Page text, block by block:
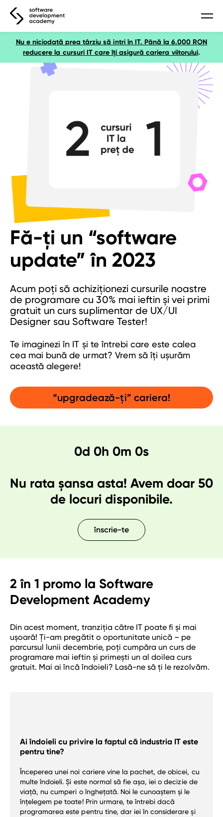
Nu e niciodată prea târziu să intri în IT. Până la 6.000 RON
reducere la cursuri IT care îți asigură cariera viitorului.
webinar gratuit
webinar – bazele-utilizării-ai
webinar – javascript
webinar – data science
cursuri
curs bazele utilizării ai
curs inteligență artificială
curs python
curs software tester
curs data science
curs javascript
curs ux/ui
competențe
modul curs qa tester
web development
web design
full stack developer
baze de date
garantia de angajare
sfat de carieră
Fă-ți un “software
update” în 2023
Acum poți să achiziționezi cursurile noastre
de programare cu 30% mai ieftin și vei primi
gratuit un curs suplimentar de UX/UI
Designer sau Software Tester!
Te imaginezi în IT și te întrebi care este calea
cea mai bună de urmat? Vrem să îți ușurăm
această alegere!
“upgradează-ți” cariera!
0d 0h 0m 0s
Nu rata șansa asta! Avem doar 50
de locuri disponibile.
înscrie-te
2 în 1 promo la Software
Development Academy
Din acest moment, tranziția către IT poate fi și mai
ușoară! Ți-am pregătit o oportunitate unică – pe
parcursul lunii decembrie, poți cumpăra un curs de
programare mai ieftin și primești un al doilea curs
gratuit. Mai ai încă îndoieli? Lasă-ne să ți le rezolvăm.
Ai îndoieli cu privire la faptul că industria IT este
pentru tine?
Începerea unei noi cariere vine la pachet, de obicei, cu
multe îndoieli. Și este normal să fie așa, iei o decizie de
viață, nu cumperi o înghețată. Noi le cunoaștem și le
înțelegem pe toate! Prin urmare, te întrebi dacă
programarea este pentru tine, dar iei în considerare și